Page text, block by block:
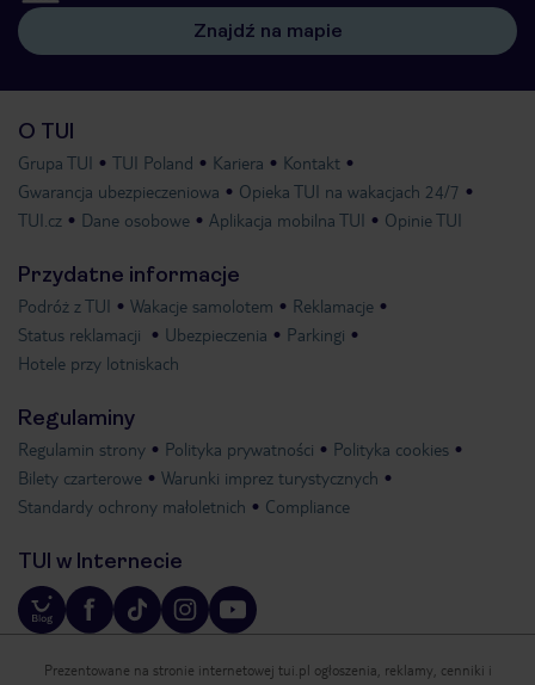
Znajdź na mapie
O TUI
Grupa TUI TUI Poland Kariera
Kontakt
Gwarancja ubezpieczeniowa
Opieka TUI na wakacjach 24/7
TUI.cz
Dane osobowe Aplikacja mobilna TUI Opinie TUI
Przydatne informacje
Podróż z TUI Wakacje samolotem
Reklamacje
Status reklamacji
Ubezpieczenia
Parkingi
Hotele przy lotniskach
Regulaminy
Regulamin strony Polityka prywatności
Polityka cookies
Bilety czarterowe
Warunki imprez turystycznych
Standardy ochrony małoletnich
Compliance
TUI w Internecie
Prezentowane na stronie internetowej tui.pl ogłoszenia, reklamy, cenniki i